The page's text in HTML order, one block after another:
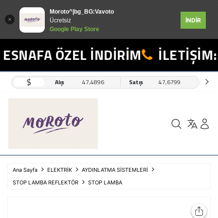
Moroto^|bg_BG:Vavoto
Ücretsiz
Google Play Store
İNDİR
ÖZEL İNDİRİM
$ Alış 47,4896 Satış 47,6799
Ana Sayfa ELEKTRİK
AYDINLATMA SİSTEMLERİ
STOP LAMBA REFLEKTÖR
STOP LAMBA